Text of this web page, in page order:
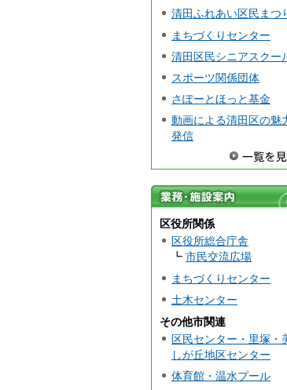
清田ふれあい区民まつ
まちづくりセンター
清田区民シニアスクー
スポーツ関係団体
さぽーとほっと基金
動画による清田区の魅
発信
業務・施
設案内
区役所関係
区役所総合庁舎
┗ 市民交流広場
まちづくりセンター
土木センター
その他市関連
区民センター・里塚・
しが丘地区センター
体育館・温水プール